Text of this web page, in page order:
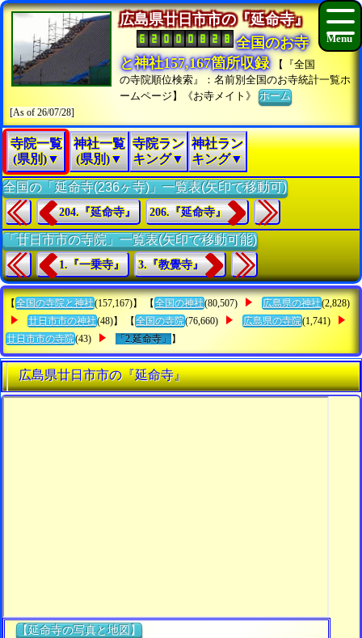
広島県廿日市市の『延命寺』
全国のお寺
と神社157,167箇所収録
【『全国
の寺院順位検索』：名前別全国のお寺統計一覧ホ
ームページ】《お寺メイト》ホーム
[As of 26/07/28]
寺院一覧
(県別)▼
神社一覧
(県別)▼
寺院ラン
キング▼
神社ラン
キング▼
全国の「延命寺(236ヶ寺)」一覧表(矢印で移動可)
204.『延命寺』 206.『延命寺』
「廿日市市の寺院」一覧表(矢印で移動可能)
1.『一乗寺』 3.『教覺寺』
【 全国の寺院と神社(157,167)】 【 全国の神社(80,507) 広島県の神社(2,828)
廿日市市の神社(48)】 【 全国の寺院(76,660) 広島県の寺院(1,741)
廿日市市の寺院(43) 「2.延命寺」 】
広島県廿日市市の『延命寺』
【延命寺の写真と地図】